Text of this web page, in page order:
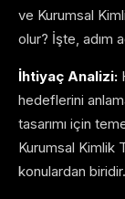
ve Kurumsal
olur? İşte, adım
İhtiyaç Analizi:
hedeflerini
tasarımı için
Kurumsal Kimlik
konulardan biridir.